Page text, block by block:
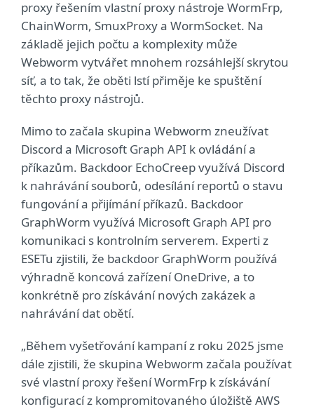
proxy řešením vlastní proxy nástroje WormFrp,
ChainWorm, SmuxProxy a WormSocket. Na
základě jejich počtu a komplexity může
Webworm vytvářet mnohem rozsáhlejší skrytou
síť, a to tak, že oběti lstí přiměje ke spuštění
těchto proxy nástrojů.
Mimo to začala skupina Webworm zneužívat
Discord a Microsoft Graph API k ovládání a
příkazům. Backdoor EchoCreep využívá Discord
k nahrávání souborů, odesílání reportů o stavu
fungování a přijímání příkazů. Backdoor
GraphWorm využívá Microsoft Graph API pro
komunikaci s kontrolním serverem. Experti z
ESETu zjistili, že backdoor GraphWorm používá
výhradně koncová zařízení OneDrive, a to
konkrétně pro získávání nových zakázek a
nahrávání dat obětí.
„Během vyšetřování kampaní z roku 2025 jsme
dále zjistili, že skupina Webworm začala používat
své vlastní proxy řešení WormFrp k získávání
konfigurací z kompromitovaného úložiště AWS